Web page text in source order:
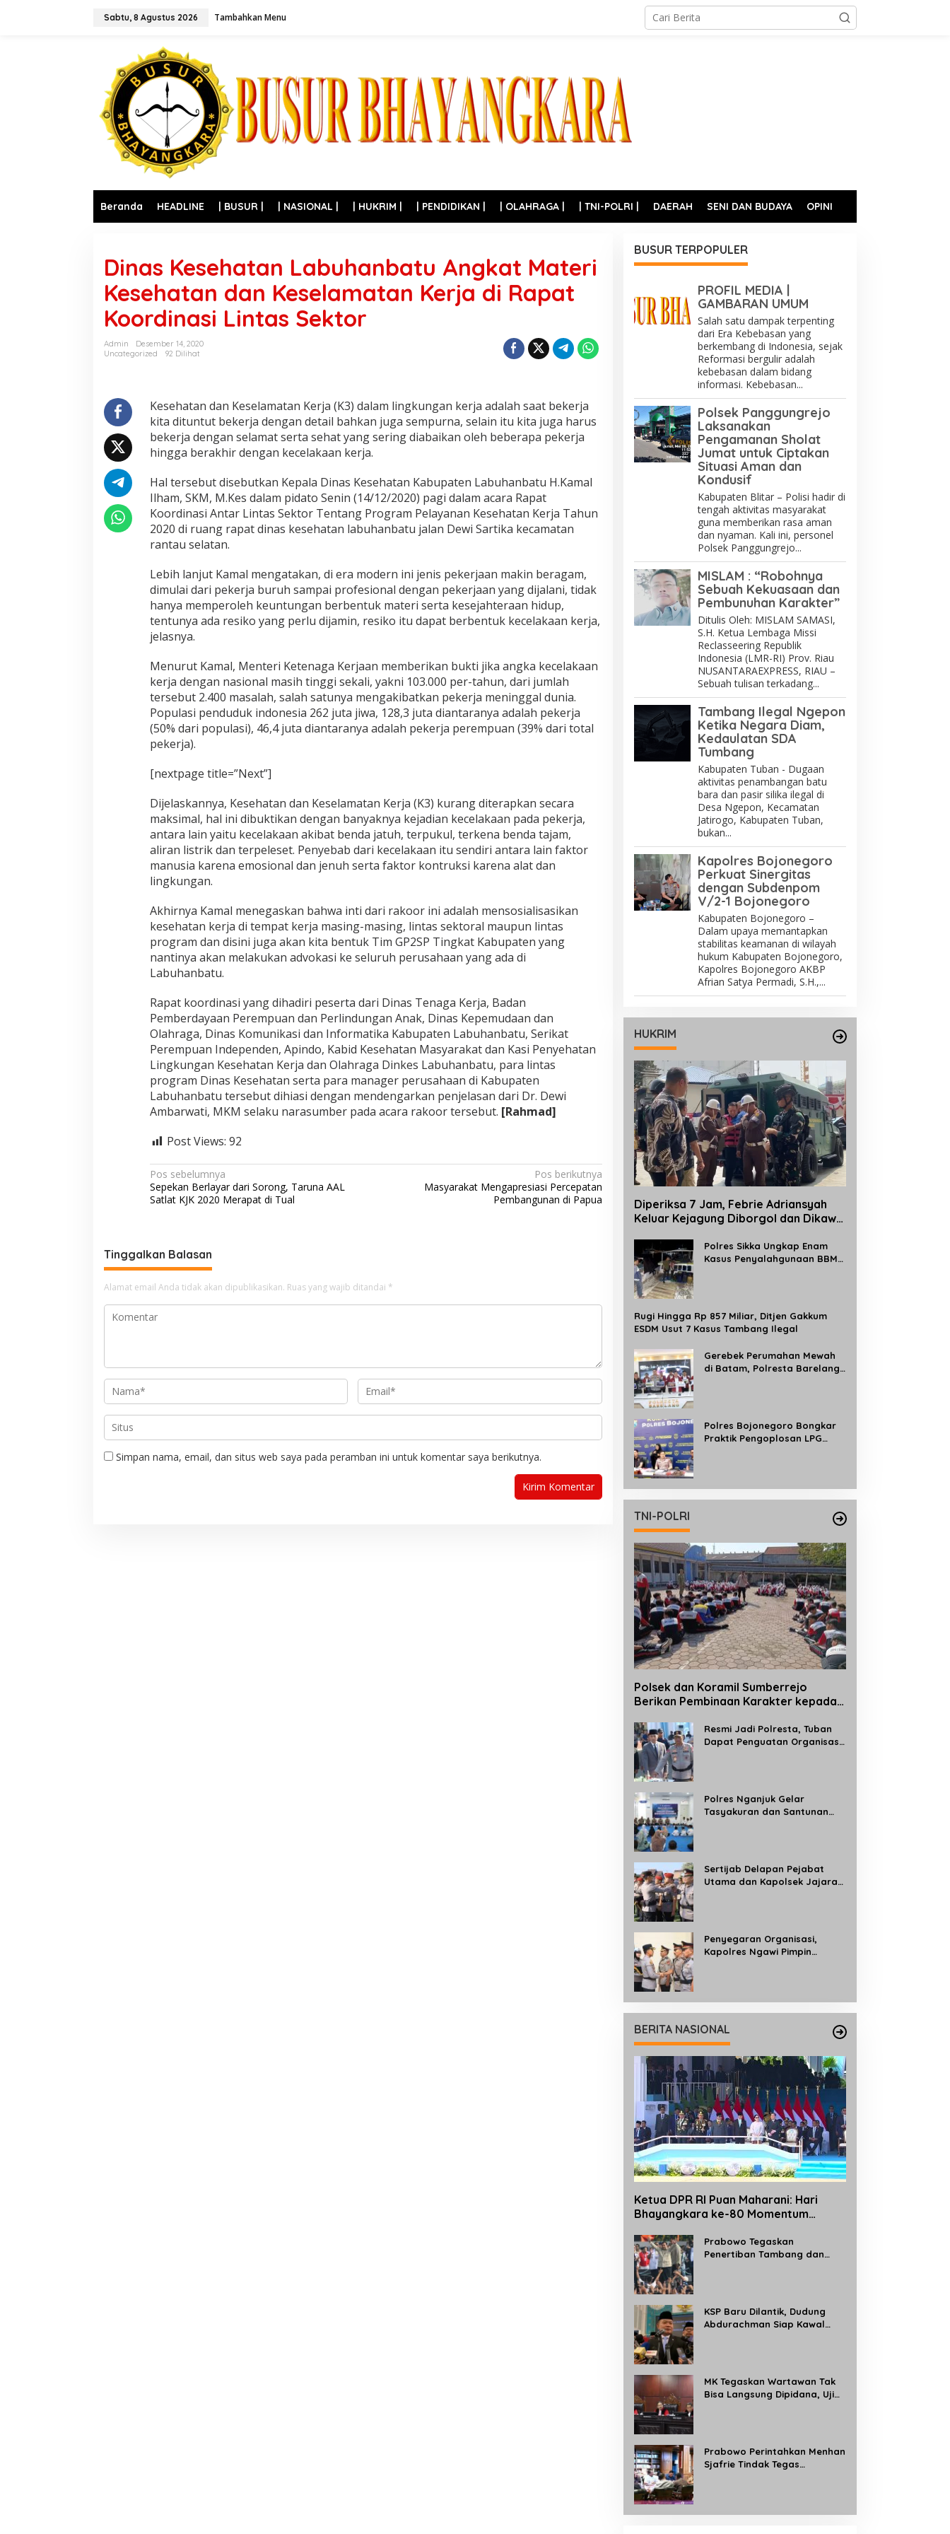
Sabtu, 8 Agustus 2026 Tambahkan Menu
Beranda HEADLINE | BUSUR | | NASIONAL | | HUKRIM | | PENDIDIKAN | | OLAHRAGA | | TNI-POLRI | DAERAH SENI DAN BUDAYA OPINI
Dinas Kesehatan Labuhanbatu Angkat Materi
Kesehatan dan Keselamatan Kerja di Rapat
Koordinasi Lintas Sektor
Admin
Desember 14, 2020
Uncategorized
92 Dilihat
Kesehatan dan Keselamatan Kerja (K3) dalam lingkungan kerja adalah saat bekerja
kita dituntut bekerja dengan detail bahkan juga sempurna, selain itu kita juga harus
bekerja dengan selamat serta sehat yang sering diabaikan oleh beberapa pekerja
hingga berakhir dengan kecelakaan kerja.
Hal tersebut disebutkan Kepala Dinas Kesehatan Kabupaten Labuhanbatu H.Kamal
Ilham, SKM, M.Kes dalam pidato Senin (14/12/2020) pagi dalam acara Rapat
Koordinasi Antar Lintas Sektor Tentang Program Pelayanan Kesehatan Kerja Tahun
2020 di ruang rapat dinas kesehatan labuhanbatu jalan Dewi Sartika kecamatan
rantau selatan.
Lebih lanjut Kamal mengatakan, di era modern ini jenis pekerjaan makin beragam,
dimulai dari pekerja buruh sampai profesional dengan pekerjaan yang dijalani, tidak
hanya memperoleh keuntungan berbentuk materi serta kesejahteraan hidup,
tentunya ada resiko yang perlu dijamin, resiko itu dapat berbentuk kecelakaan kerja,
jelasnya.
Menurut Kamal, Menteri Ketenaga Kerjaan memberikan bukti jika angka kecelakaan
kerja dengan nasional masih tinggi sekali, yakni 103.000 per-tahun, dari jumlah
tersebut 2.400 masalah, salah satunya mengakibatkan pekerja meninggal dunia.
Populasi penduduk indonesia 262 juta jiwa, 128,3 juta diantaranya adalah pekerja
(50% dari populasi), 46,4 juta diantaranya adalah pekerja perempuan (39% dari total
pekerja).
[nextpage title=”Next”]
Dijelaskannya, Kesehatan dan Keselamatan Kerja (K3) kurang diterapkan secara
maksimal, hal ini dibuktikan dengan banyaknya kejadian kecelakaan pada pekerja,
antara lain yaitu kecelakaan akibat benda jatuh, terpukul, terkena benda tajam,
aliran listrik dan terpeleset. Penyebab dari kecelakaan itu sendiri antara lain faktor
manusia karena emosional dan jenuh serta faktor kontruksi karena alat dan
lingkungan.
Akhirnya Kamal menegaskan bahwa inti dari rakoor ini adalah mensosialisasikan
kesehatan kerja di tempat kerja masing-masing, lintas sektoral maupun lintas
program dan disini juga akan kita bentuk Tim GP2SP Tingkat Kabupaten yang
nantinya akan melakukan advokasi ke seluruh perusahaan yang ada di
Labuhanbatu.
Rapat koordinasi yang dihadiri peserta dari Dinas Tenaga Kerja, Badan
Pemberdayaan Perempuan dan Perlindungan Anak, Dinas Kepemudaan dan
Olahraga, Dinas Komunikasi dan Informatika Kabupaten Labuhanbatu, Serikat
Perempuan Independen, Apindo, Kabid Kesehatan Masyarakat dan Kasi Penyehatan
Lingkungan Kesehatan Kerja dan Olahraga Dinkes Labuhanbatu, para lintas
program Dinas Kesehatan serta para manager perusahaan di Kabupaten
Labuhanbatu tersebut dihiasi dengan mendengarkan penjelasan dari Dr. Dewi
Ambarwati, MKM selaku narasumber pada acara rakoor tersebut. [Rahmad]
Post Views: 92
N
a
g
a
s
i
s
Pos sebelumnya
Sepekan Berlayar dari Sorong, Taruna AAL
Satlat KJK 2020 Merapat di Tual
Pos berikutnya
Masyarakat Mengapresiasi Percepatan
Pembangunan di Papua
Tinggalkan Balasan
Alamat email Anda tidak akan dipublikasikan. Ruas yang wajib ditandai *
Simpan nama, email, dan situs web saya pada peramban ini untuk komentar saya berikutnya.
BUSUR TERPOPULER
PROFIL MEDIA |
GAMBARAN UMUM
Salah satu dampak terpenting
dari Era Kebebasan yang
berkembang di Indonesia, sejak
Reformasi bergulir adalah
kebebasan dalam bidang
informasi. Kebebasan...
Polsek Panggungrejo
Laksanakan
Pengamanan Sholat
Jumat untuk Ciptakan
Situasi Aman dan
Kondusif
Kabupaten Blitar – Polisi hadir di
tengah aktivitas masyarakat
guna memberikan rasa aman
dan nyaman. Kali ini, personel
Polsek Panggungrejo...
MISLAM : “Robohnya
Sebuah Kekuasaan dan
Pembunuhan Karakter”
Ditulis Oleh: MISLAM SAMASI,
S.H. Ketua Lembaga Missi
Reclasseering Republik
Indonesia (LMR-RI) Prov. Riau
NUSANTARAEXPRESS, RIAU –
Sebuah tulisan terkadang...
Tambang Ilegal Ngepon
Ketika Negara Diam,
Kedaulatan SDA
Tumbang
Kabupaten Tuban - Dugaan
aktivitas penambangan batu
bara dan pasir silika ilegal di
Desa Ngepon, Kecamatan
Jatirogo, Kabupaten Tuban,
bukan...
Kapolres Bojonegoro
Perkuat Sinergitas
dengan Subdenpom
V/2-1 Bojonegoro
Kabupaten Bojonegoro –
Dalam upaya memantapkan
stabilitas keamanan di wilayah
hukum Kabupaten Bojonegoro,
Kapolres Bojonegoro AKBP
Afrian Satya Permadi, S.H.,...
HUKRIM
Diperiksa 7 Jam, Febrie Adriansyah
Keluar Kejagung Diborgol dan Dikawal
Polres Sikka Ungkap Enam
Kasus Penyalahgunaan BBM
Rugi Hingga Rp 857 Miliar, Ditjen Gakkum
ESDM Usut 7 Kasus Tambang Ilegal
Gerebek Perumahan Mewah
di Batam, Polresta Barelang
Polres Bojonegoro Bongkar
Praktik Pengoplosan LPG
TNI-POLRI
Polsek dan Koramil Sumberrejo
Berikan Pembinaan Karakter kepada
Kegiatan MPLSResmi Jadi Polresta, Tuban
Dapat Penguatan Organisasi
Polres Nganjuk Gelar
Tasyakuran dan Santunan
Sertijab Delapan Pejabat
Utama dan Kapolsek Jajaran,
Penyegaran Organisasi,
Kapolres Ngawi Pimpin
BERITA NASIONAL
Ketua DPR RI Puan Maharani: Hari
Bhayangkara ke-80 Momentum
Pelayanan Polri kepada Masyarakat
Prabowo Tegaskan
Penertiban Tambang dan
KSP Baru Dilantik, Dudung
Abdurachman Siap Kawal
MK Tegaskan Wartawan Tak
Bisa Langsung Dipidana, Uji
Prabowo Perintahkan Menhan
Sjafrie Tindak Tegas